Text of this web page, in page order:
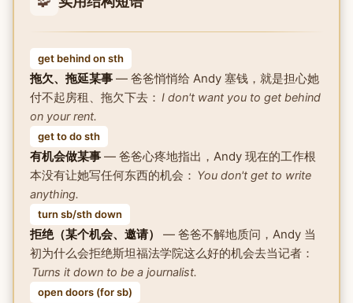
get behind on sth
拖欠、拖延某事— 爸爸悄悄给 Andy 塞钱，就是担心她
付不起房租、拖欠下去： I don't want you to get behind
on your rent.
get to do sth
有机会做某事— 爸爸心疼地指出，Andy 现在的工作根
本没有让她写任何东西的机会： You don't get to write
anything.
turn sb/sth down
拒绝（某个机会、邀请）
— 爸爸不解地质问，Andy 当
初为什么会拒绝斯坦福法学院这么好的机会去当记者：
Turns it down to be a journalist.
open doors (for sb)